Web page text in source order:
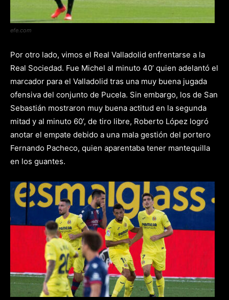
efe.com
Por otro lado, vimos el Real Valladolid enfrentarse a la
Real Sociedad. Fue Michel al minuto 40’ quien adelantó el
marcador para el Valladolid tras una muy buena jugada
ofensiva del conjunto de Pucela. Sin embargo, los de San
Sebastián mostraron muy buena actitud en la segunda
mitad y al minuto 60’, de tiro libre, Roberto López logró
anotar el empate debido a una mala gestión del portero
Fernando Pacheco, quien aparentaba tener mantequilla
en los guantes.